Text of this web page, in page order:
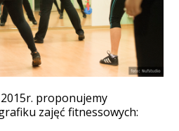
proponujemy
zajęć fitnessowych: